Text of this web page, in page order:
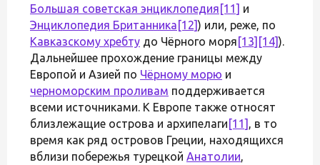
Большая советская энциклопедия [11] и
Энциклопедия Британника [12]) или, реже, по
Кавказскому хребту до Чёрного моря [13] [14]).
Дальнейшее прохождение границы между
Европой и Азией по Чёрному морю и
черноморским проливам поддерживается
всеми источниками. К Европе также относят
близлежащие острова и архипелаги [11] , в то
время как ряд островов Греции, находящихся
вблизи побережья турецкой Анатолии,